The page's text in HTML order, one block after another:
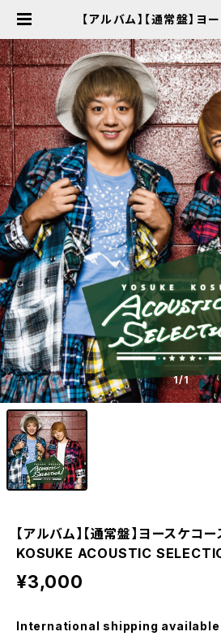
【アルバム】【通常盤】ヨ
C SELECTION」 |
WEB SHOP
1/1
【アルバム】【通常盤】ヨースケコ
KOSUKE ACOUSTIC
¥3,000
International shipping available